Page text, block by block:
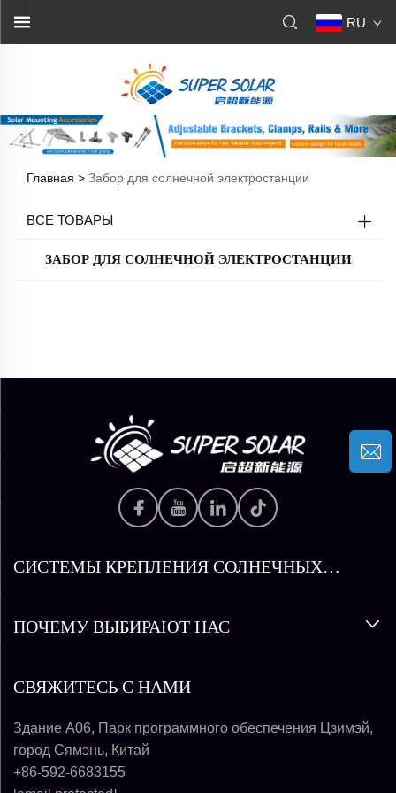
RU
Главная > Забор для солнечной электростанции
ВСЕ ТОВАРЫ
ЗАБОР ДЛЯ СОЛНЕЧНОЙ ЭЛЕКТРОСТАНЦИИ
СИСТЕМЫ КРЕПЛЕНИЯ СОЛНЕЧНЫХ
ПОЧЕМУ ВЫБИРАЮТ НАС
СВЯЖИТЕСЬ С НАМИ
Здание A06, Парк программного обеспечения Цзимэй,
город Сямэнь, Китай
+86-592-6683155